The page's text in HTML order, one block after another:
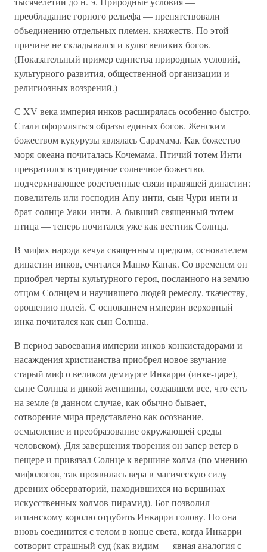
преобладание горного рельефа — препятствовали
объединению отдельных племен, княжеств. По этой
причине не складывался и культ великих богов.
(Показательный пример единства природных условий,
культурного развития, общественной организации и
религиозных воззрений.)
С XV века империя инков расширялась особенно быстро.
Стали оформляться образы единых богов. Женским
божеством кукурузы являлась Сарамама. Как божество
моря-океана почиталась Кочемама. Птичий тотем Инти
превратился в триединое солнечное божество,
подчеркивающее родственные связи правящей династии:
повелитель или господин Апу-инти, сын Чури-инти и
брат-солнце Уаки-инти. А бывший священный тотем —
птица — теперь почитался уже как вестник Солнца.
В мифах народа кечуа священным предком, основателем
династии инков, считался Манко Капак. Со временем он
приобрел черты культурного героя, посланного на землю
отцом-Солнцем и научившего людей ремеслу, ткачеству,
орошению полей. С основанием империи верховный
инка почитался как сын Солнца.
В период завоевания империи инков конкистадорами и
насаждения христианства приобрел новое звучание
старый миф о великом демиурге Инкарри (инке-царе),
сыне Солнца и дикой женщины, создавшем все, что есть
на земле (в данном случае, как обычно бывает,
сотворение мира представлено как осознание,
осмысление и преобразование окружающей среды
человеком). Для завершения творения он запер ветер в
пещере и привязал Солнце к вершине холма (по мнению
мифологов, так проявилась вера в магическую силу
древних обсерваторий, находившихся на вершинах
искусственных холмов-пирамид). Бог позволил
испанскому королю отрубить Инкарри голову. Но она
вновь соединится с телом в конце света, когда Инкарри
сотворит страшный суд (как видим — явная аналогия с